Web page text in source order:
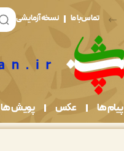
تماس با ما نسخه آزمایشی
پیام ها عکس پویش ها